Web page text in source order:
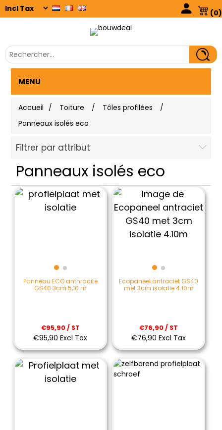
(0)
MENU
Accueil / Toiture / Tôles profilées
/
Panneaux isolés eco
Filtrer par attribut
Panneaux isolés eco
Panneau ECO anthracite
GS40 3cm 5,10 m
€95,90 / ST
€95,90 Excl Tax
Ecopaneel antraciet GS40
met 3cm isolatie 4.10m
€76,90 / ST
€76,90 Excl Tax